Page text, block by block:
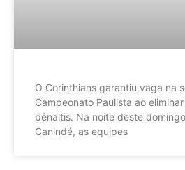
O Corinthians garantiu vaga na
Campeonato Paulista ao
pênaltis. Na noite deste
Canindé, as equipes